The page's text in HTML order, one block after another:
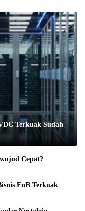
Terkuak Sudah
Cepat?
FnB Terkuak